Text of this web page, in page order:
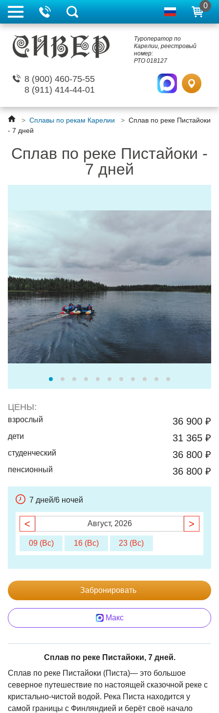
0
Туроператор по
Карелии, реестровый
номер:
РТО 018127
8 (900) 460-75-55
8 (911) 414-44-01
> Сплавы по рекам Карелии > Сплав по реке Пистайоки
- 7 дней
Сплав по реке Пистайоки -
7 дней
ЦЕНЫ:
взрослый 36 900 ₽
дети 31 365 ₽
студенческий 36 800 ₽
пенсионный 36 800 ₽
7 дней/6 ночей
< Август, 2026 >
09 (Вс) 16 (Вс) 23 (Вс)
Забронировать
Макс
Cплав по реке Пистайоки, 7 дней.
Сплав по реке Пистайоки (Писта)— это большое
северное путешествие по настоящей сказочной реке с
кристально-чистой водой. Река Писта находится у
самой границы с Финляндией и берёт своё начало